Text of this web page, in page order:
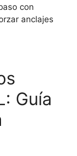
con
anclajes
Guía